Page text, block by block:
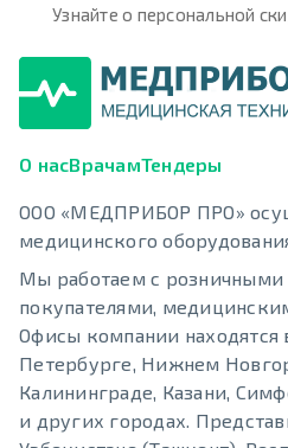
Узнайте о персональной
О насВрачамТендеры
ООО «МЕДПРИБОР ПРО»
медицинского
Мы работаем с
покупателями,
Офисы компании находятся
Петербурге, Нижнем
Калининграде, Казани,
и других городах.